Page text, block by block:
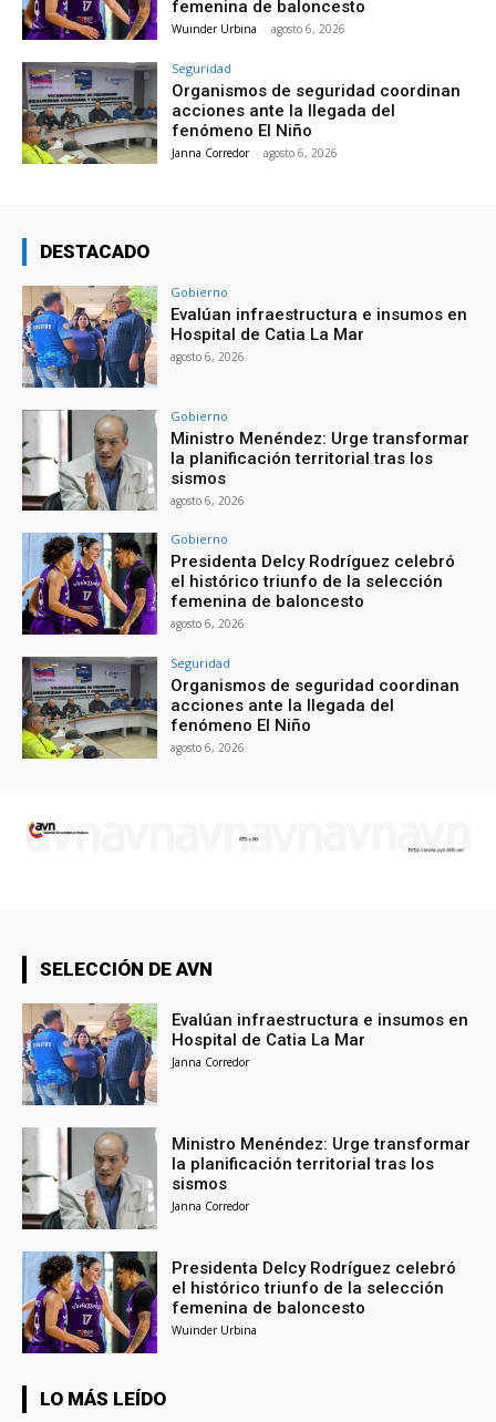
femenina de baloncesto
Wuinder Urbina - agosto 6, 2026
Seguridad
Organismos de seguridad coordinan
acciones ante la llegada del
fenómeno El Niño
Janna Corredor - agosto 6, 2026
DESTACADO
Gobierno
Evalúan infraestructura e insumos en
Hospital de Catia La Mar
agosto 6, 2026
Gobierno
Ministro Menéndez: Urge transformar
la planificación territorial tras los
sismos
agosto 6, 2026
Gobierno
Presidenta Delcy Rodríguez celebró
el histórico triunfo de la selección
femenina de baloncesto
agosto 6, 2026
Seguridad
Organismos de seguridad coordinan
acciones ante la llegada del
fenómeno El Niño
agosto 6, 2026
SELECCIÓN DE AVN
Evalúan infraestructura e insumos en
Hospital de Catia La Mar
Janna Corredor
Ministro Menéndez: Urge transformar
la planificación territorial tras los
sismos
Janna Corredor
Presidenta Delcy Rodríguez celebró
el histórico triunfo de la selección
femenina de baloncesto
Wuinder Urbina
LO MÁS LEÍDO